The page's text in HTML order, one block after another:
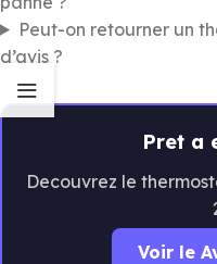
Peut-on retourner un
d’avis ?
Pret a
Decouvrez le
Voir le